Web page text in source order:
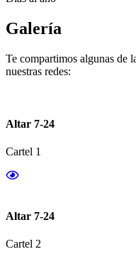
Galería
Te compartimos algunas de
nuestras redes:
Altar 7-24
Cartel 1
Altar 7-24
Cartel 2